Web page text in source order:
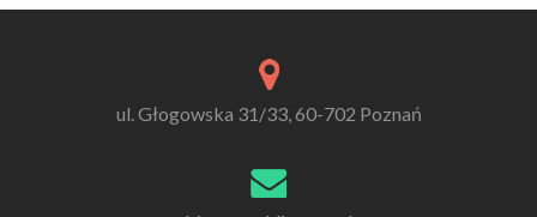
ul. Głogowska 31/33, 60-702 Poznań